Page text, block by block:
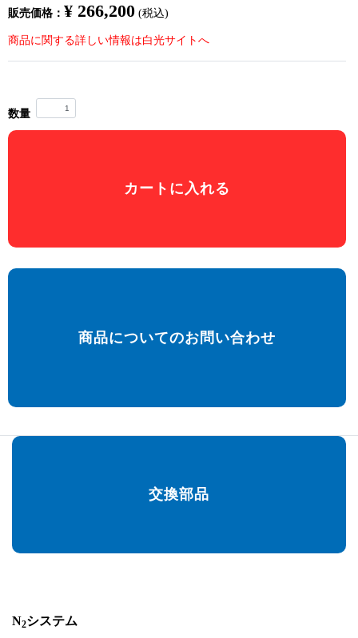
販売価格： ¥ 266,200 (税込)
商品に関する詳しい情報は白光サイトへ
数量
カートに入れる
商品についてのお問い合わせ
交換部品
N2システム